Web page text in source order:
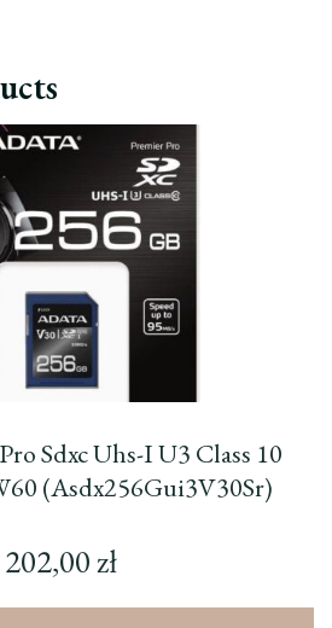
Sdxc Uhs-I U3 Class 10
(Asdx256Gui3V30Sr)
202,00zł